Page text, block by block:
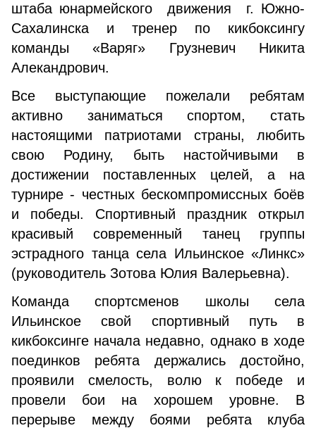
штаба юнармейского движения г. Южно-
Сахалинска и тренер по кикбоксингу
команды «Варяг» Грузневич Никита
Алекандрович.
Все выступающие пожелали ребятам
активно заниматься спортом, стать
настоящими патриотами страны, любить
свою Родину, быть настойчивыми в
достижении поставленных целей, а на
турнире - честных бескомпромиссных боёв
и победы. Спортивный праздник открыл
красивый современный танец группы
эстрадного танца села Ильинское «Линкс»
(руководитель Зотова Юлия Валерьевна).
Команда спортсменов школы села
Ильинское свой спортивный путь в
кикбоксинге начала недавно, однако в ходе
поединков ребята держались достойно,
проявили смелость, волю к победе и
провели бои на хорошем уровне. В
перерыве между боями ребята клуба